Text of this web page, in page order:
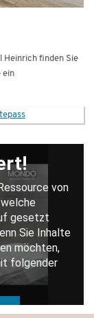
Heinrich finden Sie
ein